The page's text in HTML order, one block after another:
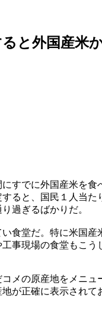
と外国産米
すでに外国産米を
ると、国民１人当
過ぎるばかりだ。
食堂だ。特に米国
事現場の食堂もこう
メの原産地をメニ
が正確に表示され